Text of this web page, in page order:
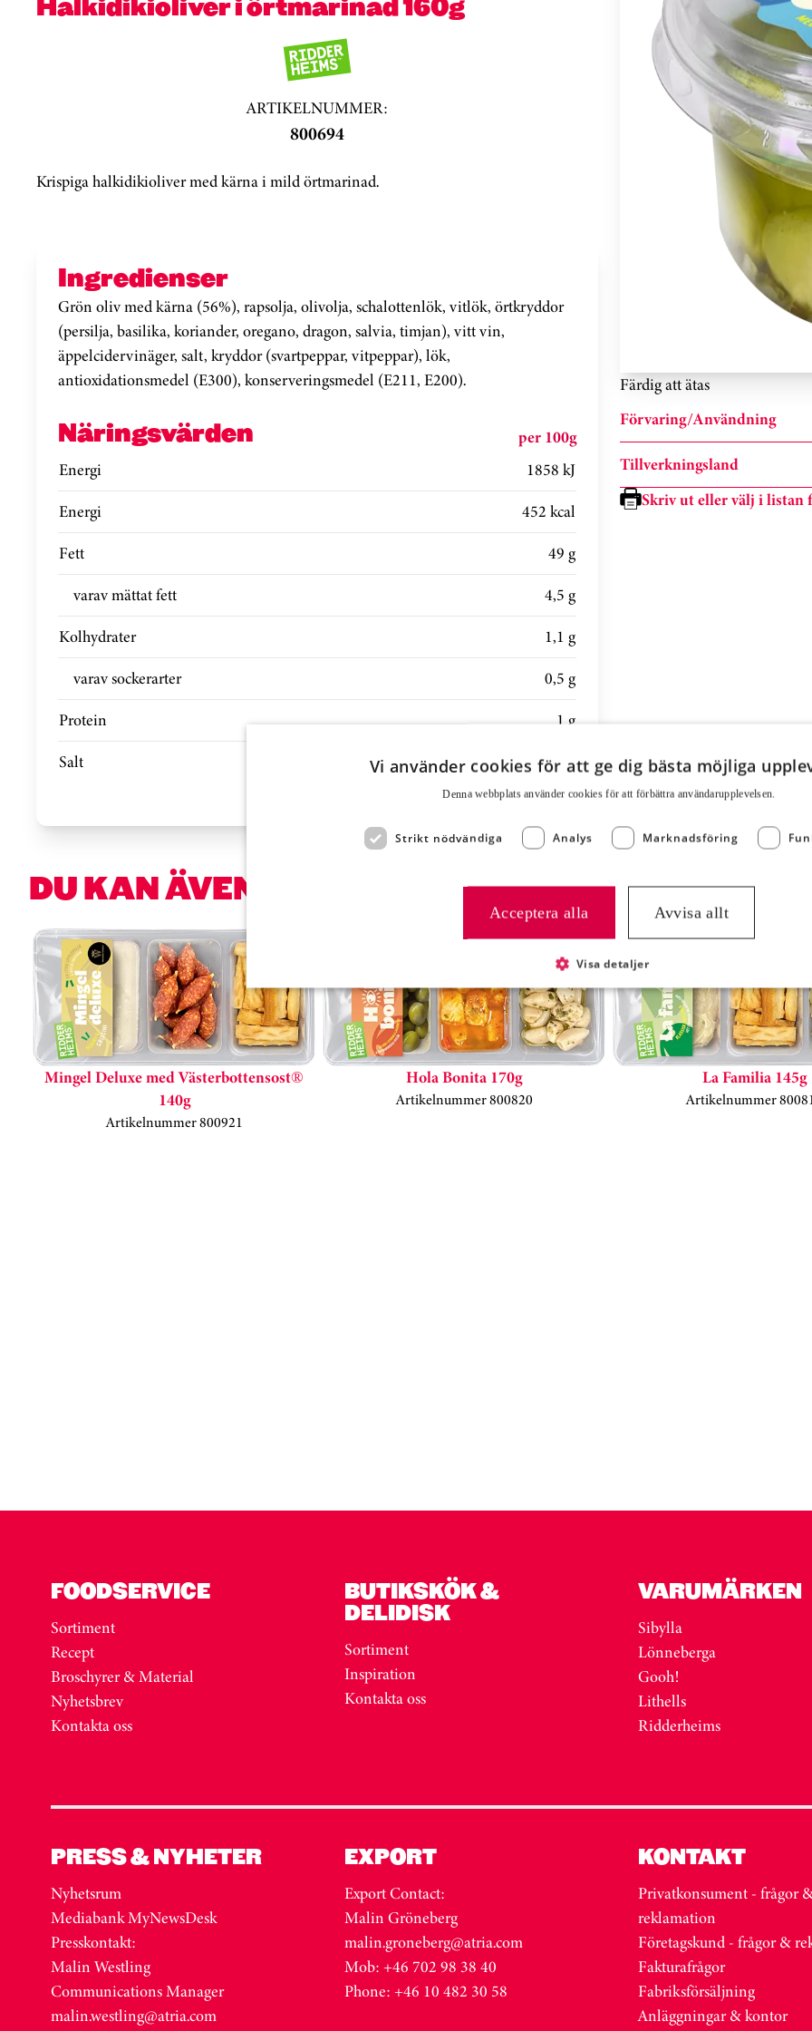
ARTIKELNUMMER:
800694
Krispiga halkidikioliver med kärna i mild örtmarinad.
Ingredienser
Grön oliv med kärna (56%), rapsolja, olivolja, schalottenlök, vitlök, örtkryddor
(persilja, basilika, koriander, oregano, dragon, salvia, timjan), vitt vin,
äppelcidervinäger, salt, kryddor (svartpeppar, vitpeppar), lök,
antioxidationsmedel (E300), konserveringsmedel (E211, E200).
Näringsvärden
per 100g
Energi
1858 kJ
Energi
452 kcal
Fett
49 g
varav mättat fett
4,5 g
Kolhydrater
1,1 g
varav sockerarter
0,5 g
Protein
1 g
Salt
4,7 g
Färdig att ätas
Förvaring/Användning
Tillverkningsland
Skriv ut eller välj i listan
DU KAN ÄVEN VARA INTRESSERAD AV:
Hoppa över kortkarusell
Mingel Deluxe med Västerbottensost®
140g
Artikelnummer 800921
Hola Bonita 170g
Artikelnummer 800820
La Familia 145g
Artikelnummer
FOODSERVICE
Sortiment
Recept
Broschyrer & Material
Nyhetsbrev
Kontakta oss
BUTIKSKÖK &
DELIDISK
Sortiment
Inspiration
Kontakta oss
VARUMÄRKEN
Sibylla
Lönneberga
Gooh!
Lithells
Ridderheims
PRESS & NYHETER
Nyhetsrum
Mediabank MyNewsDesk
Presskontakt:
Malin Westling
Communications Manager
malin.westling@atria.com
EXPORT
Export Contact:
Malin Gröneberg
malin.groneberg@atria.com
Mob: +46 702 98 38 40
Phone: +46 10 482 30 58
KONTAKT
Privatkonsument - frågor
reklamation
Företagskund - frågor &
Fakturafrågor
Fabriksförsäljning
Anläggningar & kontor
Vi använder cookies för att ge dig bästa möjliga
Denna webbplats använder cookies för att för­bättra användar­upplevelsen.
Strikt nödvändiga Analys Marknadsföring
Acceptera alla Avvisa allt
Visa detaljer